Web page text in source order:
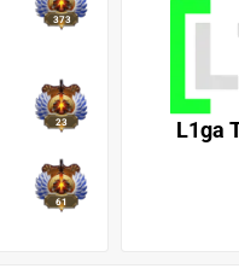
373
23
61
L1ga